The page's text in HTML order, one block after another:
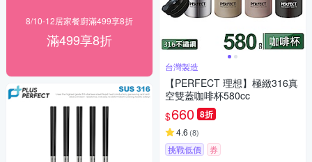
8/10-12居家餐廚滿499享8折
滿499享8折
台灣製造
【PERFECT 理想】極緻316真
空雙蓋咖啡杯580cc
$660 8折
4.6 (8)
挑戰低價 券